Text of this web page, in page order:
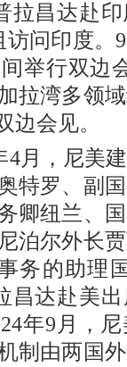
拉昌达赴
问印度。
举行双边
拉湾多领
边会见。
4月，尼美
特罗、副
卿纽兰、
泊尔外长
务的助理
昌达赴美
年9月，
制由两国